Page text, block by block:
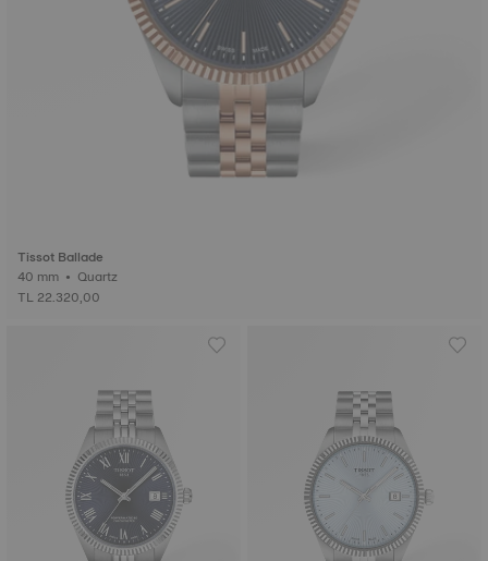
Tissot Ballade
40 mm • Quartz
TL 22.320,00